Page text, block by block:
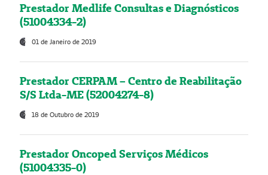
Prestador Medlife Consultas e Diagnósticos
(51004334-2)
01 de Janeiro de 2019
Prestador CERPAM – Centro de Reabilitação
S/S Ltda-ME (52004274-8)
18 de Outubro de 2019
Prestador Oncoped Serviços Médicos
(51004335-0)